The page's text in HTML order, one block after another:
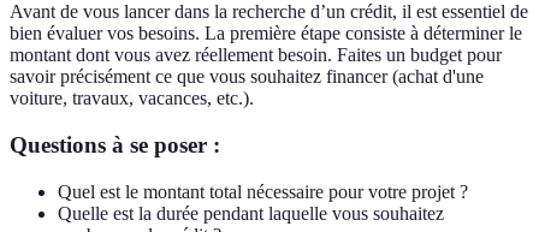
Avant de vous lancer dans la recherche d’un crédit, il est essentiel de
bien évaluer vos besoins. La première étape consiste à déterminer le
montant dont vous avez réellement besoin. Faites un budget pour
savoir précisément ce que vous souhaitez financer (achat d'une
voiture, travaux, vacances, etc.).
Questions à se poser :
Quel est le montant total nécessaire pour votre projet ?
Quelle est la durée pendant laquelle vous souhaitez